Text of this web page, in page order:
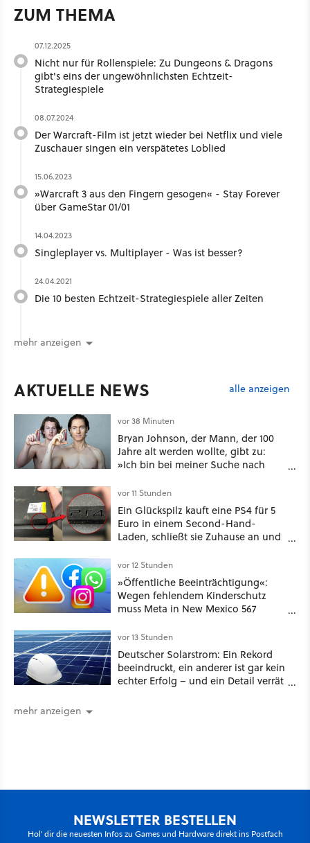
ZUM THEMA
07.12.2025
Nicht nur für Rollenspiele: Zu Dungeons & Dragons
gibt's eins der ungewöhnlichsten Echtzeit-
Strategiespiele
08.07.2024
Der Warcraft-Film ist jetzt wieder bei Netflix und viele
Zuschauer singen ein verspätetes Loblied
15.06.2023
»Warcraft 3 aus den Fingern gesogen« - Stay Forever
über GameStar 01/01
14.04.2023
Singleplayer vs. Multiplayer - Was ist besser?
24.04.2021
Die 10 besten Echtzeit-Strategiespiele aller Zeiten
mehr anzeigen
AKTUELLE NEWS alle anzeigen
vor 38 Minuten
Bryan Johnson, der Mann, der 100
Jahre alt werden wollte, gibt zu:
»Ich bin bei meiner Suche nach
vor 11 Stunden
Ein Glückspilz kauft eine PS4 für 5
Euro in einem Second-Hand-
Laden, schließt sie Zuhause an und
funktionierende PlayStation [Best of
GameStar]
vor 12 Stunden
»Öffentliche Beeinträchtigung«:
Wegen fehlendem Kinderschutz
muss Meta in New Mexico 567
vor 13 Stunden
Deutscher Solarstrom: Ein Rekord
beeindruckt, ein anderer ist gar kein
echter Erfolg – und ein Detail verrät
mehr anzeigen
NEWSLETTER BESTELLEN
Hol' dir die neuesten Infos zu Games und Hardware direkt ins Postfach